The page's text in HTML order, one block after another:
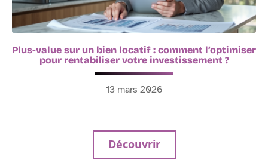
Plus-value sur un bien locatif : comment l’optimiser
pour rentabiliser votre investissement ?
13 mars 2026
Découvrir